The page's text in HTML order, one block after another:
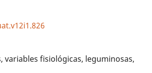
variables fisiológicas, leguminosas,